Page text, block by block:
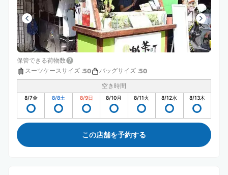
保管できる荷物数
スーツケースサイズ :50 バッグサイズ :50
空き時間
8/7金 8/8土 8/9日 8/10月 8/11火 8/12水 8/13木
この店舗を予約する